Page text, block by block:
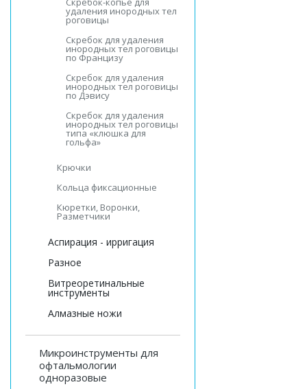
удаления инородных тел
роговицы
Скребок для удаления
инородных тел роговицы
по Францизу
Скребок для удаления
инородных тел роговицы
по Дэвису
Скребок для удаления
инородных тел роговицы
типа «клюшка для
гольфа»
Крючки
Кольца фиксационные
Кюретки, Воронки,
Разметчики
Аспирация - ирригация
Разное
Витреоретинальные
инструменты
Алмазные ножи
Микроинструменты для
офтальмологии
одноразовые